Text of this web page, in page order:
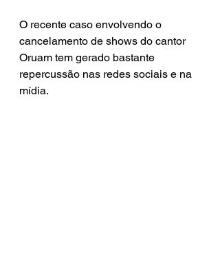
O recente caso envolvendo o
cancelamento de shows do cantor
Oruam tem gerado bastante
repercussão nas redes sociais e na
mídia.